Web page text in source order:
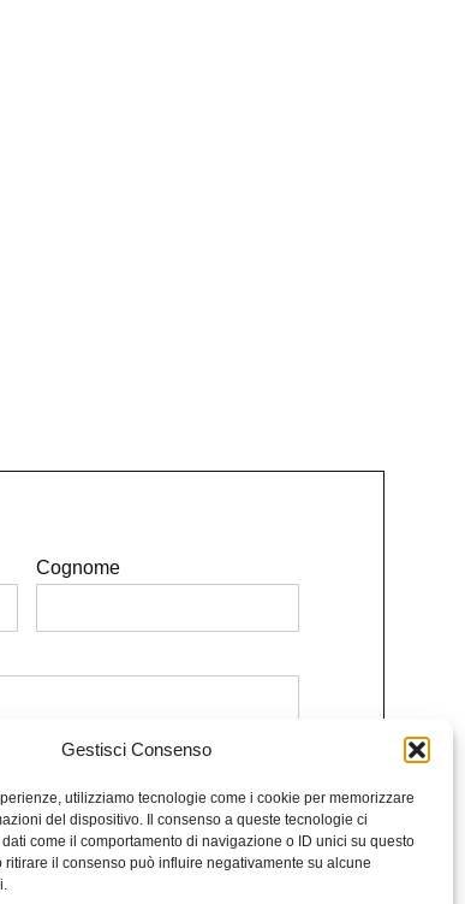
Gestisci Consenso
utilizziamo tecnologie come i cookie per memorizzare
del dispositivo. Il consenso a queste tecnologie ci
come il comportamento di navigazione o ID unici su questo
ritirare il consenso può influire negativamente su alcune
Cognome
Newsletter